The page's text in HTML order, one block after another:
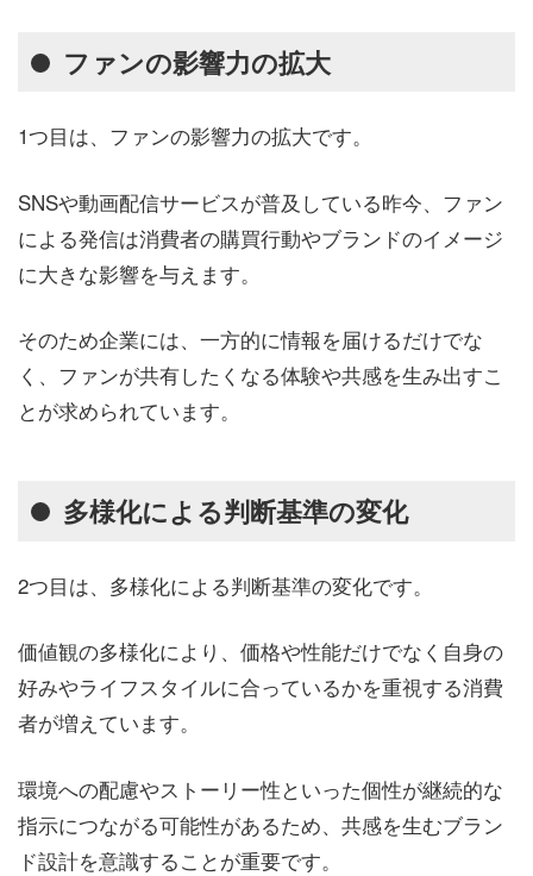
ファンの影響力の拡大
1つ目は、ファンの影響力の拡大です。
SNSや動画配信サービスが普及している昨今、ファン
による発信は消費者の購買行動やブランドのイメージ
に大きな影響を与えます。
そのため企業には、一方的に情報を届けるだけでな
く、ファンが共有したくなる体験や共感を生み出すこ
とが求められています。
多様化による判断基準の変化
2つ目は、多様化による判断基準の変化です。
価値観の多様化により、価格や性能だけでなく自身の
好みやライフスタイルに合っているかを重視する消費
者が増えています。
環境への配慮やストーリー性といった個性が継続的な
指示につながる可能性があるため、共感を生むブラン
ド設計を意識することが重要です。